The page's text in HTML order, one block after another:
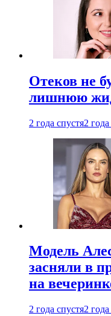
Отеков не
лишнюю
2 года спустя2
Модель
засняли в
на
2 года спустя2